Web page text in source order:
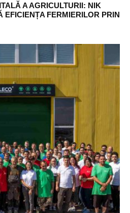
A AGRICULTURII: NIK
EFICIENȚA FERMIERILOR PRIN